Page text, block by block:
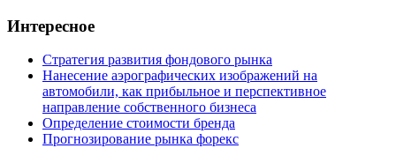
Интересное
Стратегия развития фондового рынка
Нанесение аэрографических изображений на
автомобили, как прибыльное и перспективное
направление собственного бизнеса
Определение стоимости бренда
Прогнозирование рынка форекс